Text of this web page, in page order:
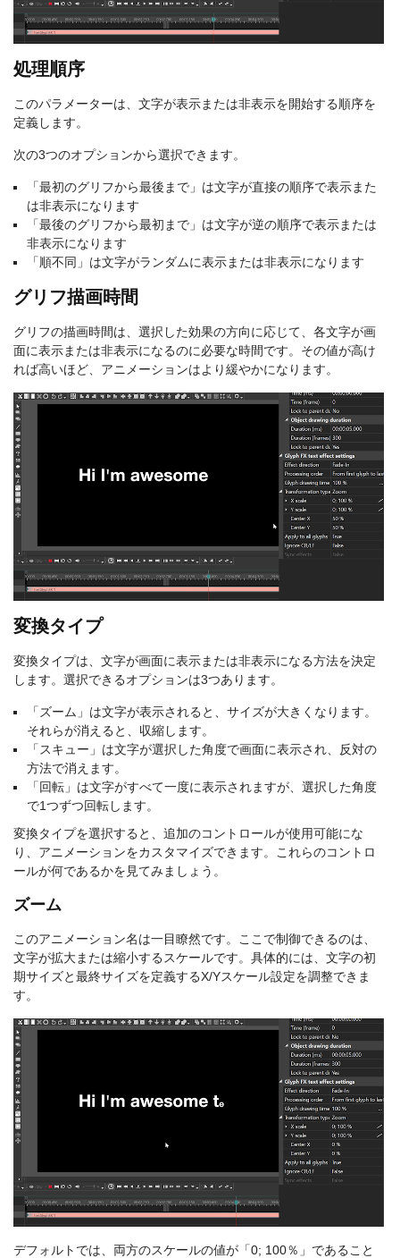
処理順序
このパラメーターは、文字が表示または非表示を開始する順序を
定義します。
次の3つのオプションから選択できます。
「最初のグリフから最後まで」は文字が直接の順序で表示また
は非表示になります
「最後のグリフから最初まで」は文字が逆の順序で表示または
非表示になります
「順不同」は文字がランダムに表示または非表示になります
グリフ描画時間
グリフの描画時間は、選択した効果の方向に応じて、各文字が画
面に表示または非表示になるのに必要な時間です。その値が高け
れば高いほど、アニメーションはより緩やかになります。
変換タイプ
変換タイプは、文字が画面に表示または非表示になる方法を決定
します。選択できるオプションは3つあります。
「ズーム」は文字が表示されると、サイズが大きくなります。
それらが消えると、収縮します。
「スキュー」は文字が選択した角度で画面に表示され、反対の
方法で消えます。
「回転」は文字がすべて一度に表示されますが、選択した角度
で1つずつ回転します。
変換タイプを選択すると、追加のコントロールが使用可能にな
り、アニメーションをカスタマイズできます。これらのコントロ
ールが何であるかを見てみましょう。
ズーム
このアニメーション名は一目瞭然です。ここで制御できるのは、
文字が拡大または縮小するスケールです。具体的には、文字の初
期サイズと最終サイズを定義するX/Yスケール設定を調整できま
す。
デフォルトでは、両方のスケールの値が「0; 100％」であること